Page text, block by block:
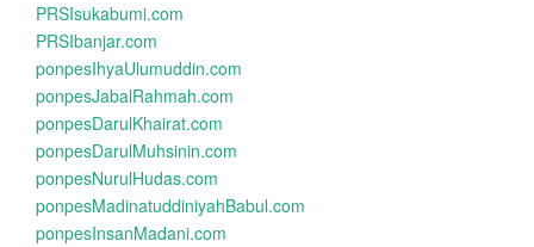
PRSIsukabumi.com
PRSIbanjar.com
ponpesIhyaUlumuddin.com
ponpesJabalRahmah.com
ponpesDarulKhairat.com
ponpesDarulMuhsinin.com
ponpesNurulHudas.com
ponpesMadinatuddiniyahBabul.com
ponpesInsanMadani.com